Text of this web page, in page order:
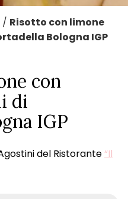
/ Risotto con limone
Bologna IGP
con
di
IGP
del Ristorante“Il